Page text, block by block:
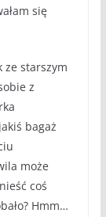
się
ze starszym
z
bagaż
może
coś
Hmm…